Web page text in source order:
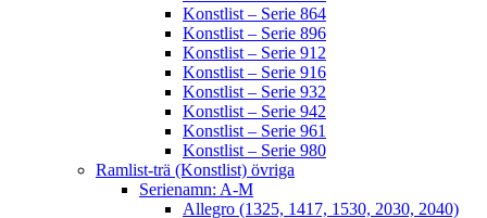
Konstlist – Serie 864
Konstlist – Serie 896
Konstlist – Serie 912
Konstlist – Serie 916
Konstlist – Serie 932
Konstlist – Serie 942
Konstlist – Serie 961
Konstlist – Serie 980
Ramlist-trä (Konstlist) övriga
Serienamn: A-M
Allegro (1325, 1417, 1530, 2030, 2040)